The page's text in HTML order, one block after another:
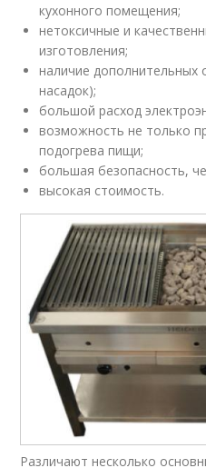
кухонного помещения;
нетоксичные и
изготовления;
наличие дополнительных
насадок);
большой расход
возможность не только
подогрева пищи;
большая безопасность,
высокая стоимость.
Различают несколько